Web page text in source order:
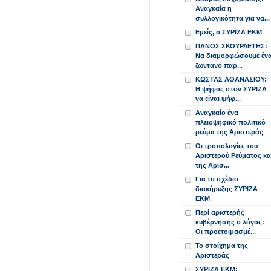
Αναγκαία η
συλλογικότητα για να...
Εμείς, ο ΣΥΡΙΖΑ ΕΚΜ
ΠΑΝΟΣ ΣΚΟΥΡΛΕΤΗΣ:
Να διαμορφώσουμε
ζωντανό παρ...
ΚΩΣΤΑΣ ΑΘΑΝΑΣΙΟΥ:
Η ψήφος στον ΣΥΡΙΖΑ
να είναι ψήφ...
Αναγκαίο ένα
πλειοψηφικό πολιτικό
ρεύμα της Αριστεράς
Οι τροπολογίες του
Αριστερού Ρεύματος
της Αρισ...
Για το σχέδιο
διακήρυξης ΣΥΡΙΖΑ
ΕΚΜ
Περί αριστερής
κυβέρνησης ο λόγος:
Οι προετοιμασμέ...
Το στοίχημα της
Αριστεράς
ΣΥΡΙΖΑ ΕΚΜ: